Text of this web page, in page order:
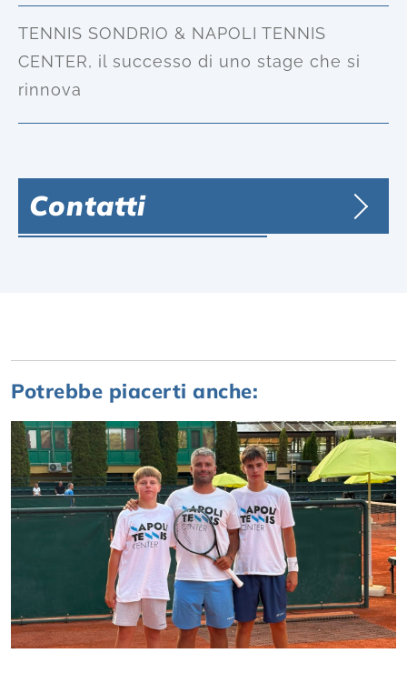
TENNIS SONDRIO & NAPOLI TENNIS
CENTER, il successo di uno stage che si
rinnova
Contatti
Potrebbe piacerti anche: